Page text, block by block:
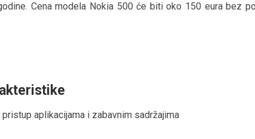
Cena modela Nokia 500 će biti oko 150 eura bez
aplikacijama i zabavnim sadržajima